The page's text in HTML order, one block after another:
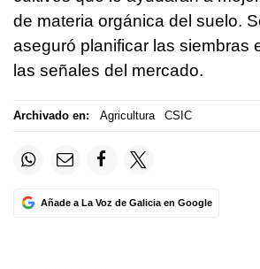
de materia orgánica del suelo.
aseguró planificar las siembras
las señales del mercado.
Archivado en: Agricultura CSIC
Añade a La Voz de Galicia en Google